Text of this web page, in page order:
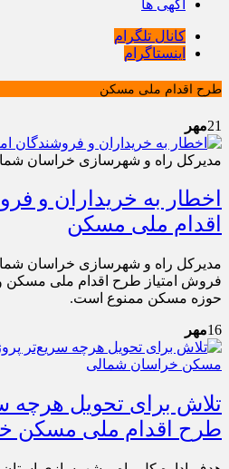
آگهی ها
کانال تلگرام
اینستاگرام
طرح اقدام ملی مسکن
21مهر
مدیرکل راه و شهرسازی خراسان
اخطار به خریداران و
اقدام ملی مسکن
مدیرکل راه و شهرسازی خراسان
فروش امتیاز طرح اقدام ملی مسکن
حوزه مسکن ممنوع است.
16مهر
تلاش برای تحویل هرچه
طرح اقدام ملی مسکن